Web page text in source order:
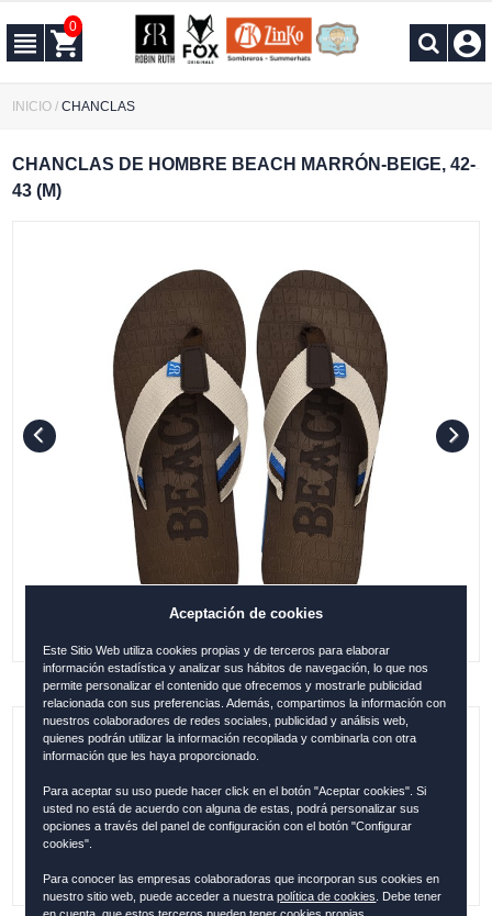
0
INICIO /CHANCLAS
CHANCLAS DE HOMBRE BEACH MARRÓN-BEIGE, 42-
43 (M)
CHANCLAS DE HOMBRE BEACH
0.00€
Aceptación de cookies
Este Sitio Web utiliza cookies propias y de terceros para elaborar
información estadística y analizar sus hábitos de navegación, lo que nos
permite personalizar el contenido que ofrecemos y mostrarle publicidad
relacionada con sus preferencias. Además, compartimos la información con
nuestros colaboradores de redes sociales, publicidad y análisis web,
quienes podrán utilizar la información recopilada y combinarla con otra
información que les haya proporcionado.
Para aceptar su uso puede hacer click en el botón "Aceptar cookies". Si
usted no está de acuerdo con alguna de estas, podrá personalizar sus
opciones a través del panel de configuración con el botón "Configurar
cookies".
Para conocer las empresas colaboradoras que incorporan sus cookies en
nuestro sitio web, puede acceder a nuestrapolítica de cookies
. Debe tener